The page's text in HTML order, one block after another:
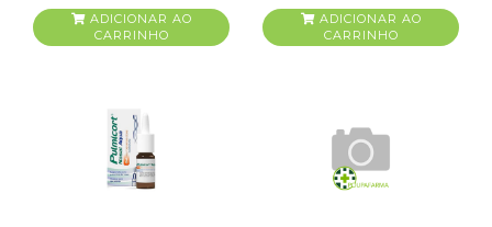
ADICIONAR AO
CARRINHO
ADICIONAR AO
CARRINHO